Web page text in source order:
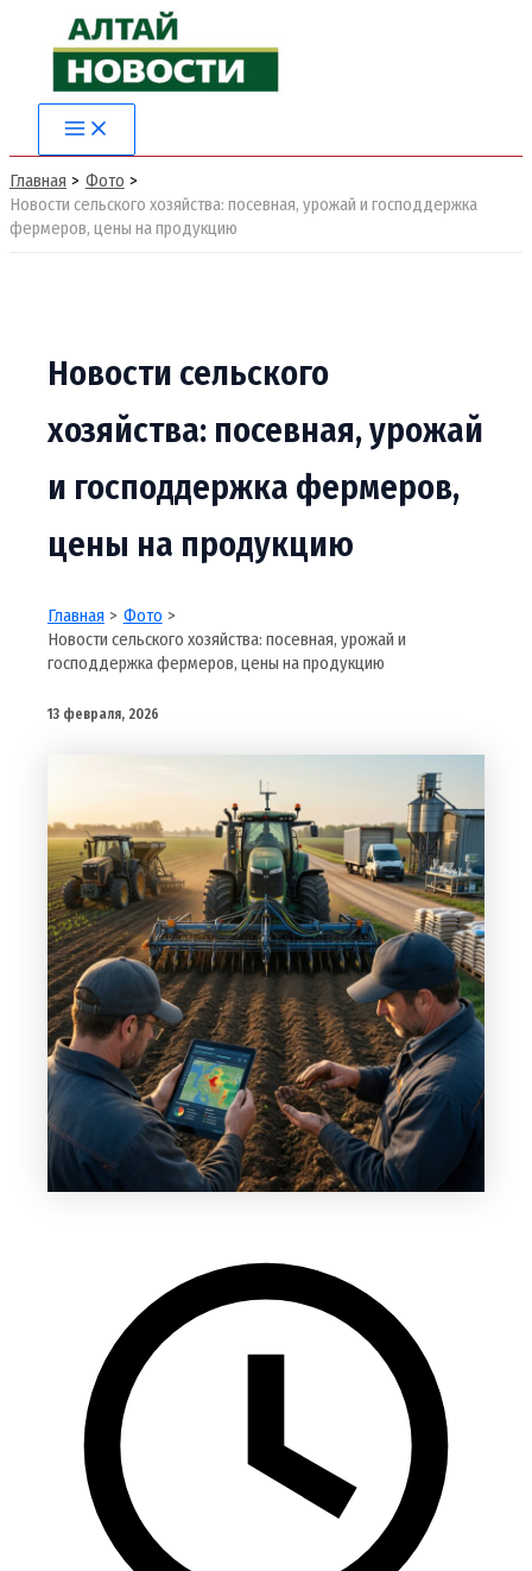
содержимому
Main
Menu
Главная
Фото
Новости сельского хозяйства: посевная, урожай и господдержка
фермеров, цены на продукцию
Новости сельского
хозяйства: посевная, урожай
и господдержка фермеров,
цены на продукцию
Главная
Фото
Новости сельского хозяйства: посевная, урожай и
господдержка фермеров, цены на продукцию
13 февраля, 2026